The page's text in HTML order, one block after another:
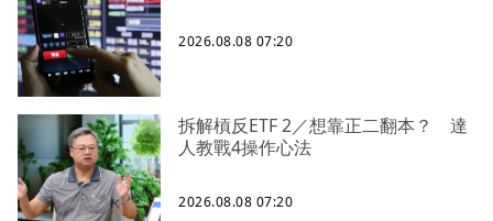
2026.08.08 07:20
拆解槓反ETF 2／想靠正二翻本？ 達
人教戰4操作心法
2026.08.08 07:20